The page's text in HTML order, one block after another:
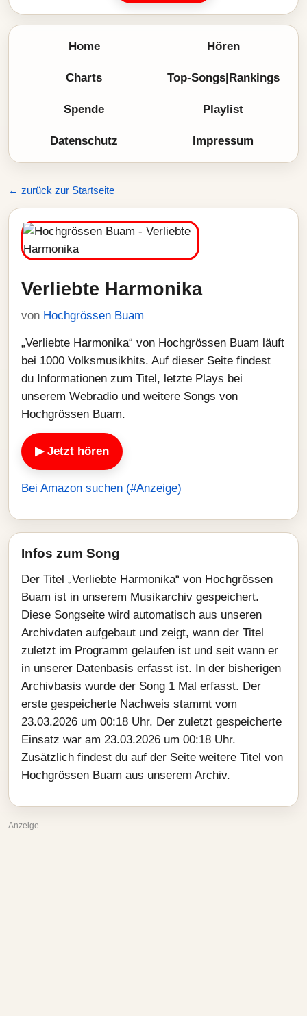
Home Hören
Charts Top-Songs|Rankings
Spende Playlist
Datenschutz Impressum
← zurück zur Startseite
Verliebte Harmonika
von Hochgrössen Buam
„Verliebte Harmonika“ von Hochgrössen Buam läuft
bei 1000 Volksmusikhits. Auf dieser Seite findest
du Informationen zum Titel, letzte Plays bei
unserem Webradio und weitere Songs von
Hochgrössen Buam.
▶ Jetzt hören
Bei Amazon suchen (#Anzeige)
Infos zum Song
Der Titel „Verliebte Harmonika“ von Hochgrössen
Buam ist in unserem Musikarchiv gespeichert.
Diese Songseite wird automatisch aus unseren
Archivdaten aufgebaut und zeigt, wann der Titel
zuletzt im Programm gelaufen ist und seit wann er
in unserer Datenbasis erfasst ist. In der bisherigen
Archivbasis wurde der Song 1 Mal erfasst. Der
erste gespeicherte Nachweis stammt vom
23.03.2026 um 00:18 Uhr. Der zuletzt gespeicherte
Einsatz war am 23.03.2026 um 00:18 Uhr.
Zusätzlich findest du auf der Seite weitere Titel von
Hochgrössen Buam aus unserem Archiv.
Anzeige